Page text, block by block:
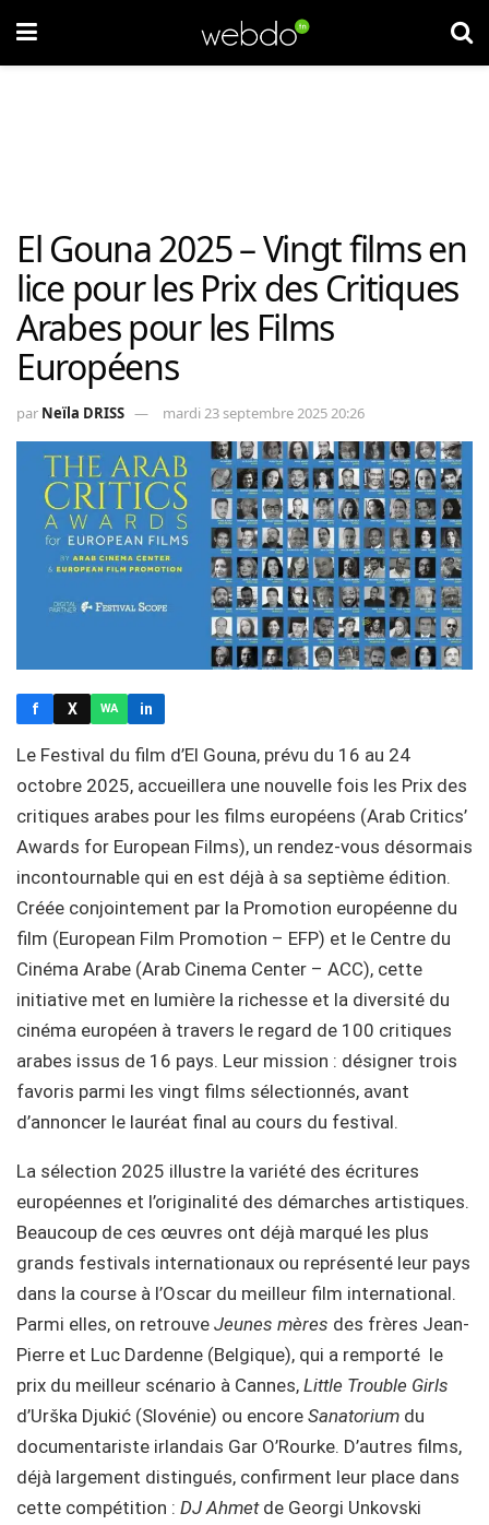
El Gouna 2025 – Vingt films en
lice pour les Prix des Critiques
Arabes pour les Films
Européens
par Neïla DRISS mardi 23 septembre 2025 20:26
f X WA in
Le Festival du film d’El Gouna, prévu du 16 au 24
octobre 2025, accueillera une nouvelle fois les Prix des
critiques arabes pour les films européens (Arab Critics’
Awards for European Films), un rendez-vous désormais
incontournable qui en est déjà à sa septième édition.
Créée conjointement par la Promotion européenne du
film (European Film Promotion – EFP) et le Centre du
Cinéma Arabe (Arab Cinema Center – ACC), cette
initiative met en lumière la richesse et la diversité du
cinéma européen à travers le regard de 100 critiques
arabes issus de 16 pays. Leur mission : désigner trois
favoris parmi les vingt films sélectionnés, avant
d’annoncer le lauréat final au cours du festival.
La sélection 2025 illustre la variété des écritures
européennes et l’originalité des démarches artistiques.
Beaucoup de ces œuvres ont déjà marqué les plus
grands festivals internationaux ou représenté leur pays
dans la course à l’Oscar du meilleur film international.
Parmi elles, on retrouve Jeunes mères des frères Jean-
Pierre et Luc Dardenne (Belgique), qui a remporté le
prix du meilleur scénario à Cannes, Little Trouble Girls
d’Urška Djukić (Slovénie) ou encore Sanatorium du
documentariste irlandais Gar O’Rourke. D’autres films,
déjà largement distingués, confirment leur place dans
cette compétition : DJ Ahmetde Georgi Unkovski